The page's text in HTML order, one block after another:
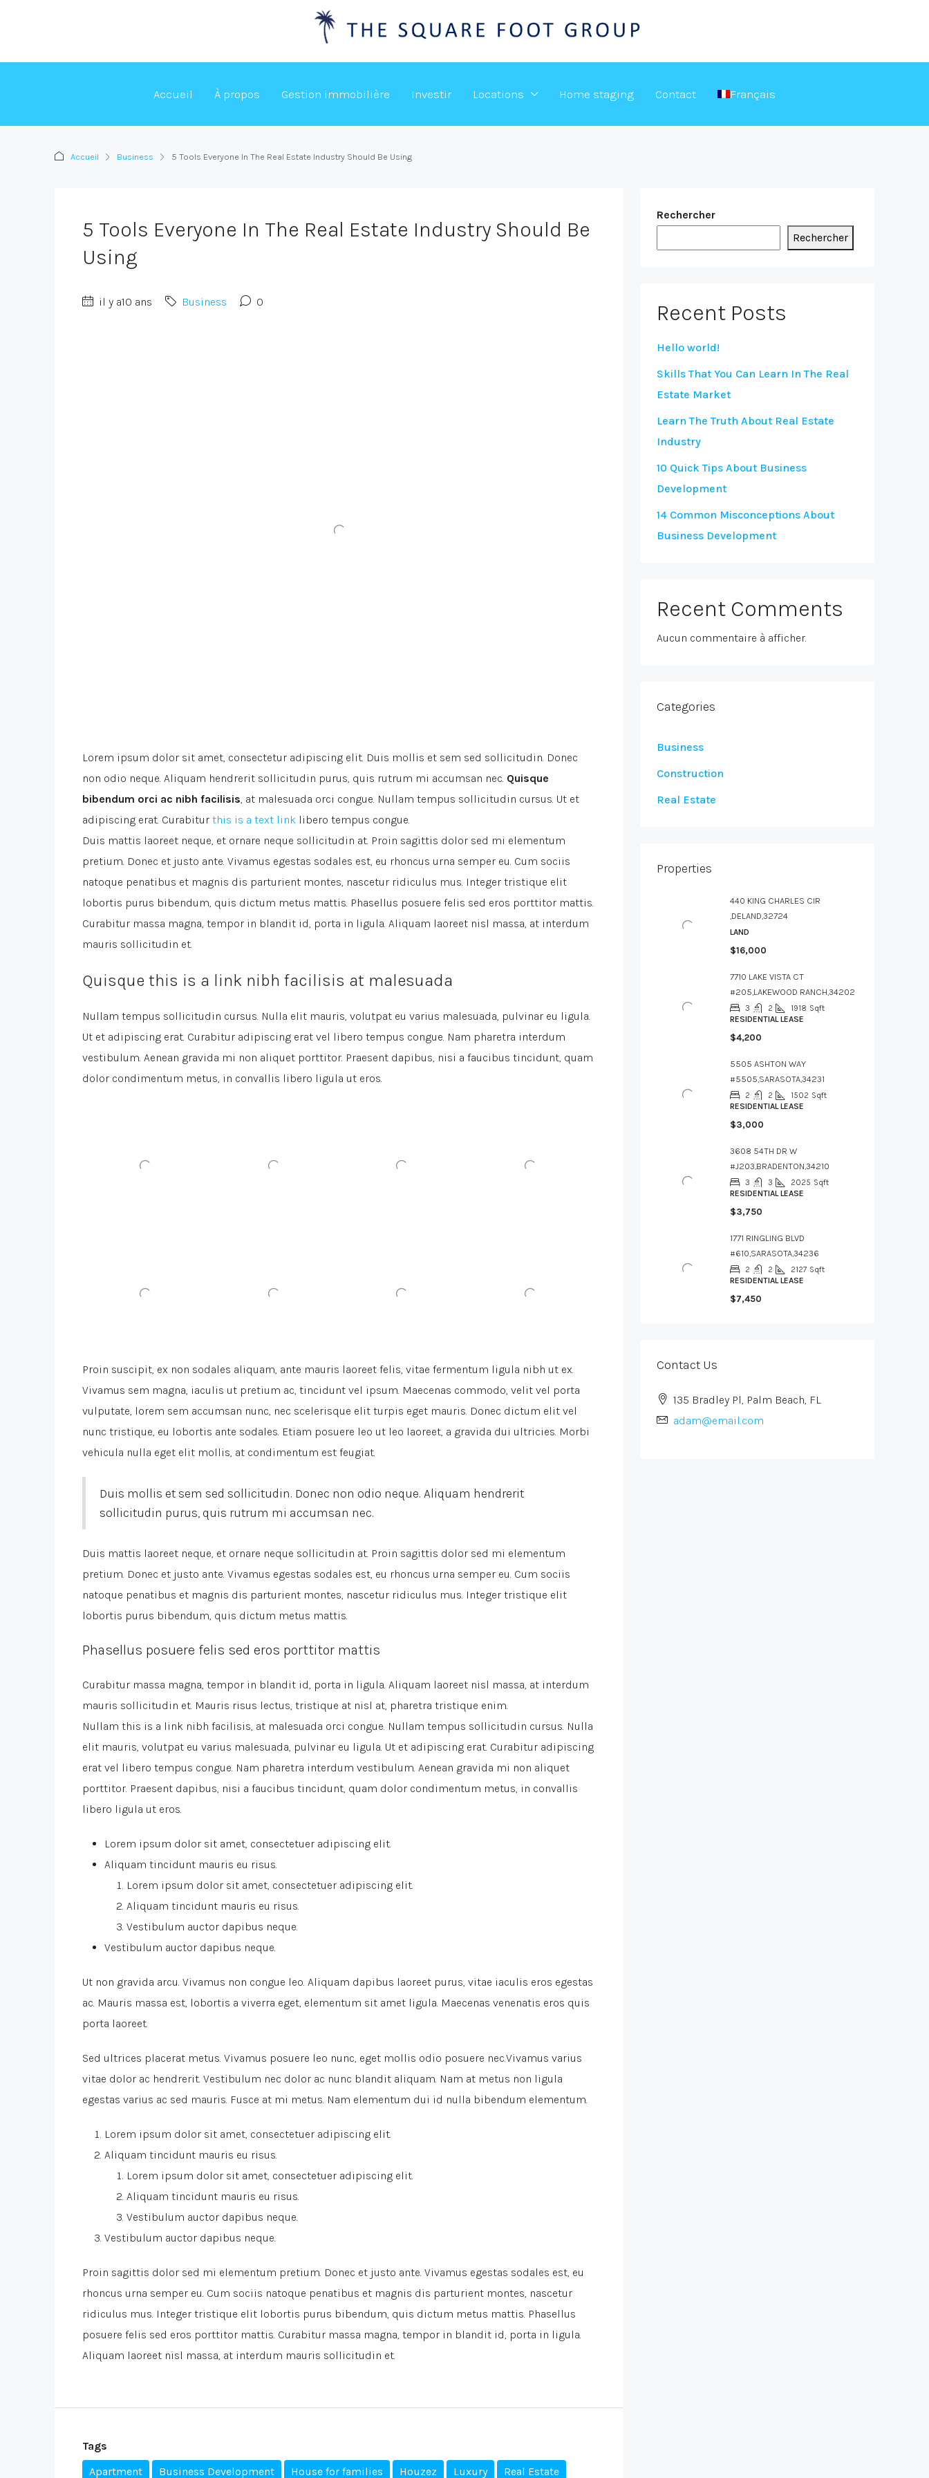
Accueil À propos Gestion immobilière Investir Locations Home staging Contact Français
Accueil Business 5 Tools Everyone In The Real Estate Industry Should Be Using
5 Tools Everyone In The Real Estate Industry Should Be
Using
il y a10 ans Business 0
Lorem ipsum dolor sit amet, consectetur adipiscing elit. Duis mollis et sem sed sollicitudin. Donec
non odio neque. Aliquam hendrerit sollicitudin purus, quis rutrum mi accumsan nec. Quisque
bibendum orci ac nibh facilisis, at malesuada orci congue. Nullam tempus sollicitudin cursus. Ut et
adipiscing erat. Curabitur this is a text link libero tempus congue.
Duis mattis laoreet neque, et ornare neque sollicitudin at. Proin sagittis dolor sed mi elementum
pretium. Donec et justo ante. Vivamus egestas sodales est, eu rhoncus urna semper eu. Cum sociis
natoque penatibus et magnis dis parturient montes, nascetur ridiculus mus. Integer tristique elit
lobortis purus bibendum, quis dictum metus mattis. Phasellus posuere felis sed eros porttitor mattis.
Curabitur massa magna, tempor in blandit id, porta in ligula. Aliquam laoreet nisl massa, at interdum
mauris sollicitudin et.
Quisque this is a link nibh facilisis at malesuada
Nullam tempus sollicitudin cursus. Nulla elit mauris, volutpat eu varius malesuada, pulvinar eu ligula.
Ut et adipiscing erat. Curabitur adipiscing erat vel libero tempus congue. Nam pharetra interdum
vestibulum. Aenean gravida mi non aliquet porttitor. Praesent dapibus, nisi a faucibus tincidunt, quam
dolor condimentum metus, in convallis libero ligula ut eros.
Proin suscipit, ex non sodales aliquam, ante mauris laoreet felis, vitae fermentum ligula nibh ut ex.
Vivamus sem magna, iaculis ut pretium ac, tincidunt vel ipsum. Maecenas commodo, velit vel porta
vulputate, lorem sem accumsan nunc, nec scelerisque elit turpis eget mauris. Donec dictum elit vel
nunc tristique, eu lobortis ante sodales. Etiam posuere leo ut leo laoreet, a gravida dui ultricies. Morbi
vehicula nulla eget elit mollis, at condimentum est feugiat.
Duis mollis et sem sed sollicitudin. Donec non odio neque. Aliquam hendrerit
sollicitudin purus, quis rutrum mi accumsan nec.
Duis mattis laoreet neque, et ornare neque sollicitudin at. Proin sagittis dolor sed mi elementum
pretium. Donec et justo ante. Vivamus egestas sodales est, eu rhoncus urna semper eu. Cum sociis
natoque penatibus et magnis dis parturient montes, nascetur ridiculus mus. Integer tristique elit
lobortis purus bibendum, quis dictum metus mattis.
Phasellus posuere felis sed eros porttitor mattis
Curabitur massa magna, tempor in blandit id, porta in ligula. Aliquam laoreet nisl massa, at interdum
mauris sollicitudin et. Mauris risus lectus, tristique at nisl at, pharetra tristique enim.
Nullam this is a link nibh facilisis, at malesuada orci congue. Nullam tempus sollicitudin cursus. Nulla
elit mauris, volutpat eu varius malesuada, pulvinar eu ligula. Ut et adipiscing erat. Curabitur adipiscing
erat vel libero tempus congue. Nam pharetra interdum vestibulum. Aenean gravida mi non aliquet
porttitor. Praesent dapibus, nisi a faucibus tincidunt, quam dolor condimentum metus, in convallis
libero ligula ut eros.
Lorem ipsum dolor sit amet, consectetuer adipiscing elit.
Aliquam tincidunt mauris eu risus.
Lorem ipsum dolor sit amet, consectetuer adipiscing elit.
Aliquam tincidunt mauris eu risus.
Vestibulum auctor dapibus neque.
Vestibulum auctor dapibus neque.
Ut non gravida arcu. Vivamus non congue leo. Aliquam dapibus laoreet purus, vitae iaculis eros egestas
ac. Mauris massa est, lobortis a viverra eget, elementum sit amet ligula. Maecenas venenatis eros quis
porta laoreet.
Sed ultrices placerat metus. Vivamus posuere leo nunc, eget mollis odio posuere nec.Vivamus varius
vitae dolor ac hendrerit. Vestibulum nec dolor ac nunc blandit aliquam. Nam at metus non ligula
egestas varius ac sed mauris. Fusce at mi metus. Nam elementum dui id nulla bibendum elementum.
Lorem ipsum dolor sit amet, consectetuer adipiscing elit.
Aliquam tincidunt mauris eu risus.
Lorem ipsum dolor sit amet, consectetuer adipiscing elit.
Aliquam tincidunt mauris eu risus.
Vestibulum auctor dapibus neque.
Vestibulum auctor dapibus neque.
Proin sagittis dolor sed mi elementum pretium. Donec et justo ante. Vivamus egestas sodales est, eu
rhoncus urna semper eu. Cum sociis natoque penatibus et magnis dis parturient montes, nascetur
ridiculus mus. Integer tristique elit lobortis purus bibendum, quis dictum metus mattis. Phasellus
posuere felis sed eros porttitor mattis. Curabitur massa magna, tempor in blandit id, porta in ligula.
Aliquam laoreet nisl massa, at interdum mauris sollicitudin et.
Tags
Apartment
Business Development House for families Houzez Luxury Real Estate
Rechercher
Rechercher
Recent Posts
Hello world!
Skills That You Can Learn In The Real
Estate Market
Learn The Truth About Real Estate
Industry
10 Quick Tips About Business
Development
14 Common Misconceptions About
Business Development
Recent Comments
Aucun commentaire à afficher.
Categories
Business
Construction
Real Estate
Properties
440 KING CHARLES CIR
,DELAND,32724
LAND
$16,000
7710 LAKE VISTA CT
#205,LAKEWOOD RANCH,34202
3 2 1918 Sqft
RESIDENTIAL LEASE
$4,200
5505 ASHTON WAY
#5505,SARASOTA,34231
2 2 1502 Sqft
RESIDENTIAL LEASE
$3,000
3608 54TH DR W
#J203,BRADENTON,34210
3 3 2025 Sqft
RESIDENTIAL LEASE
$3,750
1771 RINGLING BLVD
#610,SARASOTA,34236
2 2 2127 Sqft
RESIDENTIAL LEASE
$7,450
Contact Us
135 Bradley Pl, Palm Beach, FL
adam@email.com